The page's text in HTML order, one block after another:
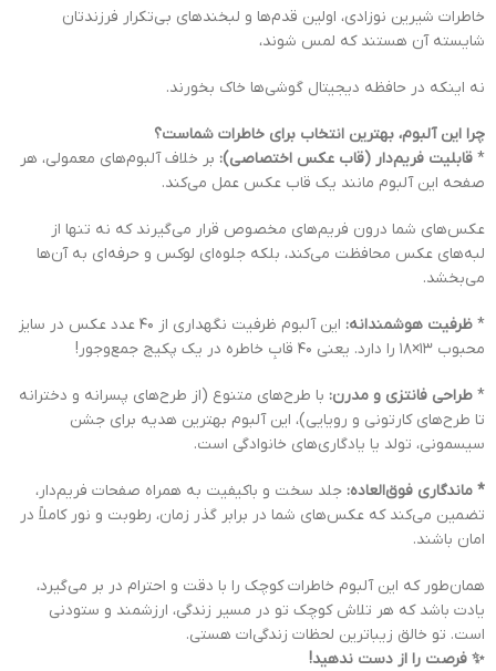
خاطرات شیرین نوزادی، اولین قدم‌ها و لبخندهای بی‌تکرار فرزندتان
شایسته آن هستند که لمس شوند،
نه اینکه در حافظه دیجیتال گوشی‌ها خاک بخورند.
چرا این آلبوم، بهترین انتخاب برای خاطرات شماست؟
* قابلیت فریم‌دار (قاب عکس اختصاصی): بر خلاف آلبوم‌های معمولی، هر
صفحه این آلبوم مانند یک قاب عکس عمل می‌کند.
عکس‌های شما درون فریم‌های مخصوص قرار می‌گیرند که نه تنها از
لبه‌های عکس محافظت می‌کند، بلکه جلوه‌ای لوکس و حرفه‌ای به آن‌ها
می‌بخشد.
* ظرفیت هوشمندانه:
این آلبوم ظرفیت نگهداری از ۴۰ عدد عکس در سایز
محبوب ۱۳×۱۸ را دارد. یعنی ۴۰ قابِ خاطره در یک پکیج جمع‌وجور!
* طراحی فانتزی و مدرن: با طرح‌های متنوع (از طرح‌های پسرانه و دخترانه
تا طرح‌های کارتونی و رویایی)، این آلبوم بهترین هدیه برای جشن
سیسمونی، تولد یا یادگاری‌های خانوادگی است.
* ماندگاری فوق‌العاده: جلد سخت و باکیفیت به همراه صفحات فریم‌دار،
تضمین می‌کند که عکس‌های شما در برابر گذر زمان، رطوبت و نور کاملاً در
امان باشند.
همان‌طور که این آلبوم خاطرات کوچک را با دقت و احترام در بر می‌گیرد،
یادت باشد که هر تلاش کوچک تو در مسیر زندگی، ارزشمند و ستودنی
است. تو خالق زیباترین لحظات زندگی‌ات هستی.
✨ فرصت را از دست ندهید!